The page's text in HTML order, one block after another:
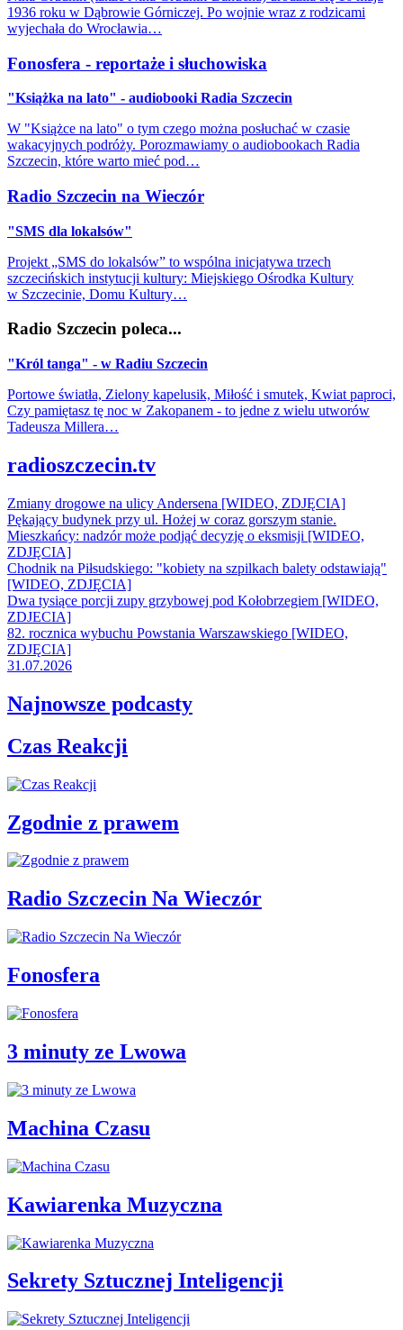
1936 roku w Dąbrowie Górniczej. Po wojnie wraz z rodzicami
wyjechała do Wrocławia…
Fonosfera - reportaże i słuchowiska
"Książka na lato" - audiobooki Radia Szczecin
W "Książce na lato" o tym czego można posłuchać w czasie
wakacyjnych podróży. Porozmawiamy o audiobookach Radia
Szczecin, które warto mieć pod…
Radio Szczecin na Wieczór
"SMS dla lokalsów"
Projekt „SMS do lokalsów” to wspólna inicjatywa trzech
szczecińskich instytucji kultury: Miejskiego Ośrodka Kultury
w Szczecinie, Domu Kultury…
Radio Szczecin poleca...
"Król tanga" - w Radiu Szczecin
Portowe światła, Zielony kapelusik, Miłość i smutek, Kwiat paproci,
Czy pamiętasz tę noc w Zakopanem - to jedne z wielu utworów
Tadeusza Millera…
radioszczecin.tv
Zmiany drogowe na ulicy Andersena [WIDEO, ZDJĘCIA]
Pękający budynek przy ul. Hożej w coraz gorszym stanie.
Mieszkańcy: nadzór może podjąć decyzję o eksmisji [WIDEO,
ZDJĘCIA]
Chodnik na Piłsudskiego: "kobiety na szpilkach balety odstawiają"
[WIDEO, ZDJĘCIA]
Dwa tysiące porcji zupy grzybowej pod Kołobrzegiem [WIDEO,
ZDJECIA]
82. rocznica wybuchu Powstania Warszawskiego [WIDEO,
ZDJĘCIA]
31.07.2026
Najnowsze podcasty
Czas Reakcji
Zgodnie z prawem
Radio Szczecin Na Wieczór
Fonosfera
3 minuty ze Lwowa
Machina Czasu
Kawiarenka Muzyczna
Sekrety Sztucznej Inteligencji